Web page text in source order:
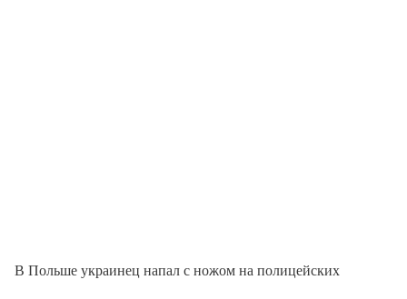
В Польше украинец напал с ножом на полицейских